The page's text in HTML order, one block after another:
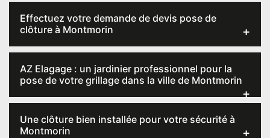
Effectuez votre demande de devis pose de
clôture à Montmorin
AZ Elagage : un jardinier professionnel pour la
pose de votre grillage dans la ville de Montmorin
Une clôture bien installée pour votre sécurité à
Montmorin